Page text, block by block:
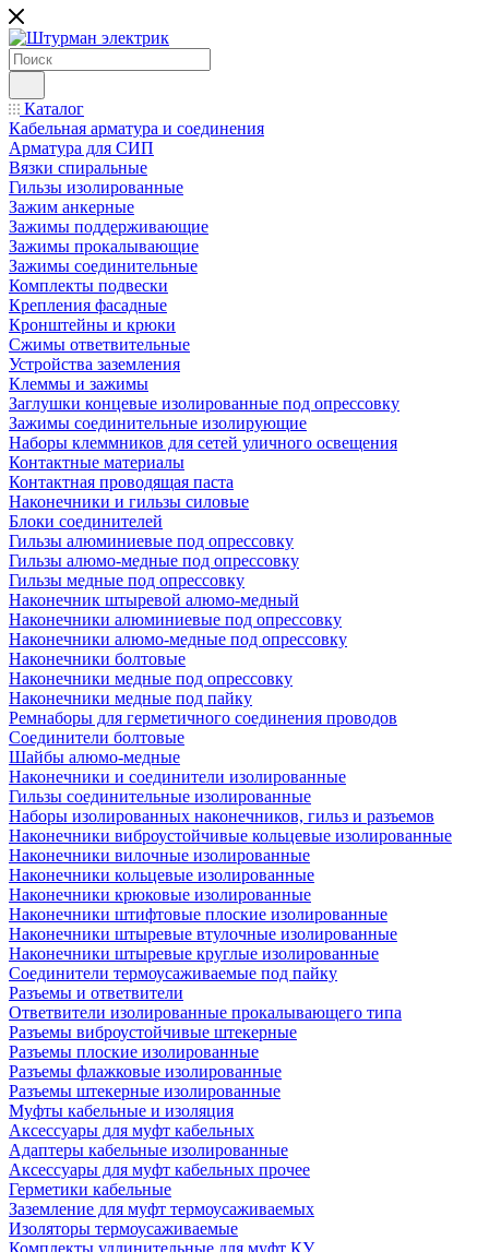
Каталог
Кабельная арматура и соединения
Арматура для СИП
Вязки спиральные
Гильзы изолированные
Зажим анкерные
Зажимы поддерживающие
Зажимы прокалывающие
Зажимы соединительные
Комплекты подвески
Крепления фасадные
Кронштейны и крюки
Сжимы ответвительные
Устройства заземления
Клеммы и зажимы
Заглушки концевые изолированные под опрессовку
Зажимы соединительные изолирующие
Наборы клеммников для сетей уличного освещения
Контактные материалы
Контактная проводящая паста
Наконечники и гильзы силовые
Блоки соединителей
Гильзы алюминиевые под опрессовку
Гильзы алюмо-медные под опрессовку
Гильзы медные под опрессовку
Наконечник штыревой алюмо-медный
Наконечники алюминиевые под опрессовку
Наконечники алюмо-медные под опрессовку
Наконечники болтовые
Наконечники медные под опрессовку
Наконечники медные под пайку
Ремнаборы для герметичного соединения проводов
Соединители болтовые
Шайбы алюмо-медные
Наконечники и соединители изолированные
Гильзы соединительные изолированные
Наборы изолированных наконечников, гильз и разъемов
Наконечники виброустойчивые кольцевые изолированные
Наконечники вилочные изолированные
Наконечники кольцевые изолированные
Наконечники крюковые изолированные
Наконечники штифтовые плоские изолированные
Наконечники штыревые втулочные изолированные
Наконечники штыревые круглые изолированные
Соединители термоусаживаемые под пайку
Разъемы и ответвители
Ответвители изолированные прокалывающего типа
Разъемы виброустойчивые штекерные
Разъемы плоские изолированные
Разъемы флажковые изолированные
Разъемы штекерные изолированные
Муфты кабельные и изоляция
Аксессуары для муфт кабельных
Адаптеры кабельные изолированные
Аксессуары для муфт кабельных прочее
Герметики кабельные
Заземление для муфт термоусаживаемых
Изоляторы термоусаживаемые
Комплекты удлинительные для муфт КУ